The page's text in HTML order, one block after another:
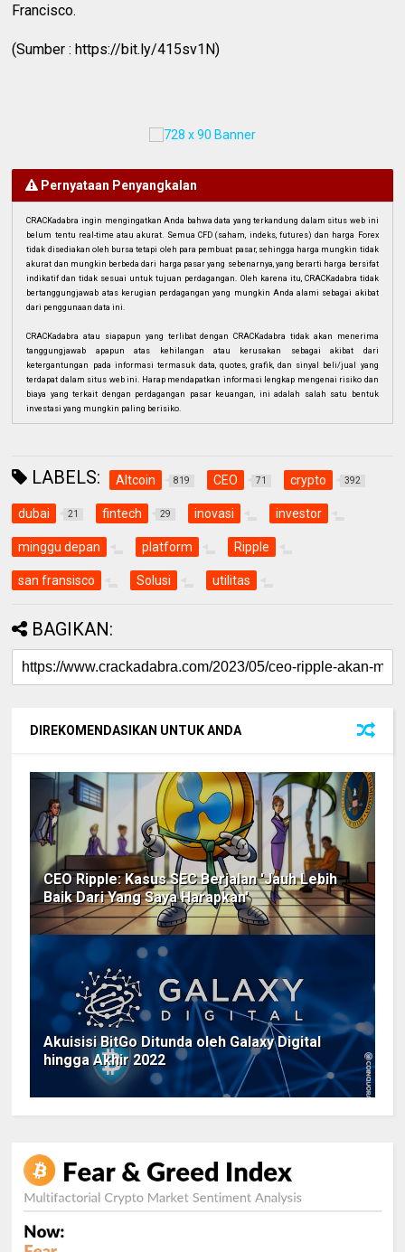
Francisco.
(Sumber : https://bit.ly/415sv1N)
Pernyataan Penyangkalan
CRACKadabra ingin mengingatkan Anda bahwa data yang terkandung dalam situs web ini
belum tentu real-time atau akurat. Semua CFD (saham, indeks, futures) dan harga Forex
tidak disediakan oleh bursa tetapi oleh para pembuat pasar, sehingga harga mungkin tidak
akurat dan mungkin berbeda dari harga pasar yang sebenarnya, yang berarti harga bersifat
indikatif dan tidak sesuai untuk tujuan perdagangan. Oleh karena itu, CRACKadabra tidak
bertanggungjawab atas kerugian perdagangan yang mungkin Anda alami sebagai akibat
dari penggunaan data ini.
CRACKadabra atau siapapun yang terlibat dengan CRACKadabra tidak akan menerima
tanggungjawab apapun atas kehilangan atau kerusakan sebagai akibat dari
ketergantungan pada informasi termasuk data, quotes, grafik, dan sinyal beli/jual yang
terdapat dalam situs web ini. Harap mendapatkan informasi lengkap mengenai risiko dan
biaya yang terkait dengan perdagangan pasar keuangan, ini adalah salah satu bentuk
investasi yang mungkin paling berisiko.
LABELS: Altcoin 819 CEO 71 crypto 392
dubai 21 fintech 29 inovasi investor
minggu depan platform Ripple
san fransisco Solusi utilitas
BAGIKAN:
DIREKOMENDASIKAN UNTUK ANDA
CEO Ripple: Kasus SEC Berjalan 'Jauh Lebih
Baik Dari Yang Saya Harapkan'
Akuisisi BitGo Ditunda oleh Galaxy Digital
hingga Akhir 2022